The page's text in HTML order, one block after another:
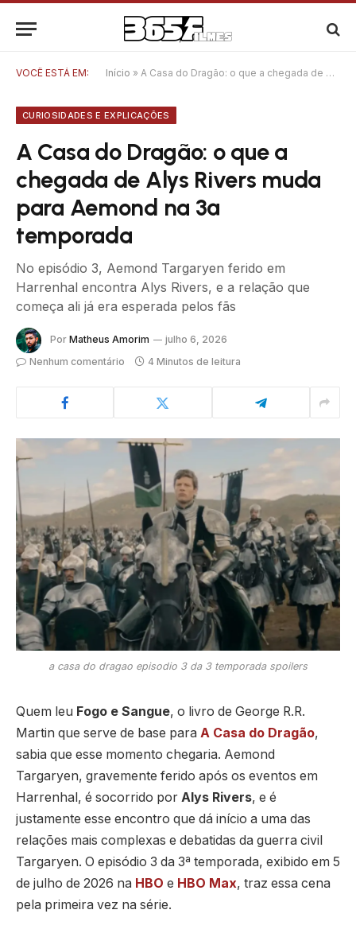
VOCÊ ESTÁ EM: Início » A Casa do Dragão: o que a chegada de Alys Rivers muda para Aemond na 3ª temporada
CURIOSIDADES E EXPLICAÇÕES
A Casa do Dragão: o que a
chegada de Alys Rivers muda
para Aemond na 3ª
temporada
No episódio 3, Aemond Targaryen ferido em
Harrenhal encontra Alys Rivers, e a relação que
começa ali já era esperada pelos fãs
Por Matheus Amorim
julho 6, 2026
Nenhum comentário
4 Minutos de leitura
a casa do dragao episodio 3 da 3 temporada spoilers
Quem leu Fogo e Sangue, o livro de George R.R.
Martin que serve de base para A Casa do Dragão,
sabia que esse momento chegaria. Aemond
Targaryen, gravemente ferido após os eventos em
Harrenhal, é socorrido por Alys Rivers, e é
justamente esse encontro que dá início a uma das
relações mais complexas e debatidas da guerra civil
Targaryen. O episódio 3 da 3ª temporada, exibido em 5
de julho de 2026 na HBO e HBO Max, traz essa cena
pela primeira vez na série.